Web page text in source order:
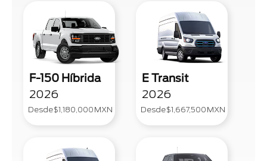
F-150 Híbrida
2026
Desde$1,180,000 MXN
E Transit
2026
Desde$1,667,500 MXN